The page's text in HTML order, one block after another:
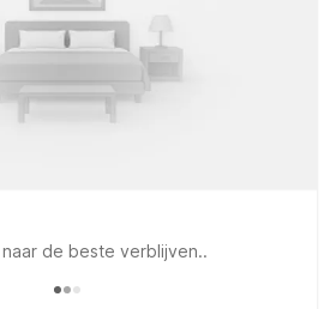
de beste verblijven..